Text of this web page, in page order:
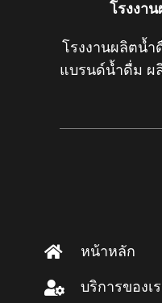
โรงงา
โรงงานผลิตน้
แบรนด์น้ำดื่ม ผ
หน้าหลัก
บริการของเ